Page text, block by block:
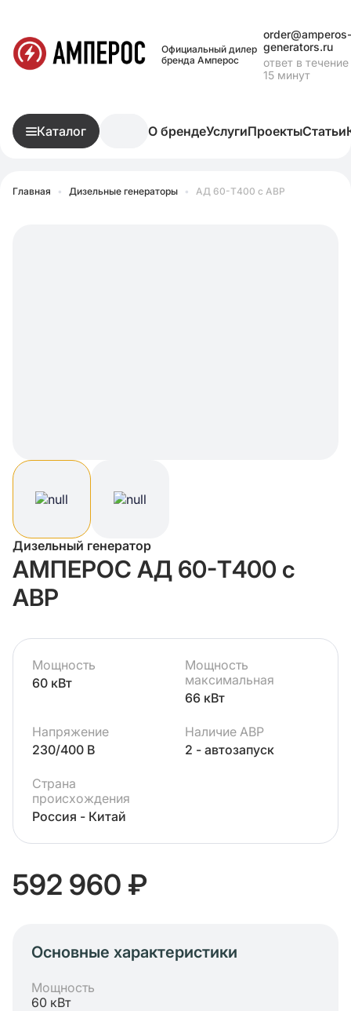
Официальный дилер
бренда Амперос
order@amperos-
generators.ru
ответ в течение
15 минут
Каталог О брендеУслугиПроектыСтатьи
Главная • Дизельные генераторы • АД 60-Т400 с АВР
Дизельный генератор
АМПЕРОС АД 60-Т400 с
АВР
Мощность
60 кВт
Мощность
максимальная
66 кВт
Напряжение
230/400 В
Наличие АВР
2 - автозапуск
Страна
происхождения
Россия - Китай
592 960 ₽
Основные характеристики
Мощность
60 кВт